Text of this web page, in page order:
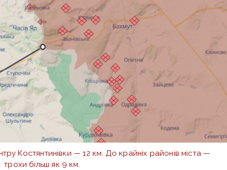
Костянтинівки — 12 км. До крайніх районів міста —
трохи більш як 9 км.